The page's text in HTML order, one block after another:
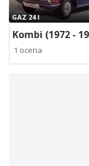
GAZ 24 I
Kombi (1972 -
1 ocena